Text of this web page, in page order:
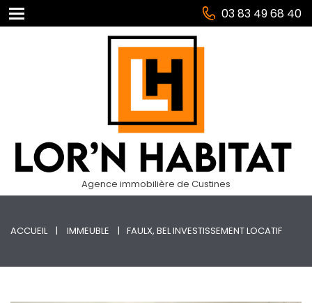
03 83 49 68 40
Agence immobilière de Custines
ACCUEIL IMMEUBLE FAULX, BEL INVESTISSEMENT LOCATIF